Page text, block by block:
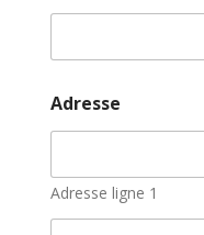
Adresse
Adresse ligne 1